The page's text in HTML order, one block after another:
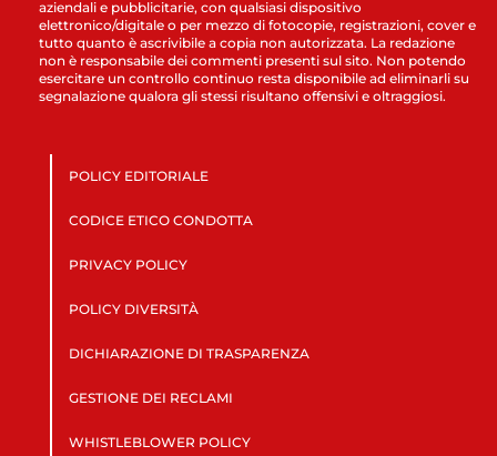
aziendali e pubblicitarie, con qualsiasi dispositivo
elettronico/digitale o per mezzo di fotocopie, registrazioni, cover e
tutto quanto è ascrivibile a copia non autorizzata. La redazione
non è responsabile dei commenti presenti sul sito. Non potendo
esercitare un controllo continuo resta disponibile ad eliminarli su
segnalazione qualora gli stessi risultano offensivi e oltraggiosi.
POLICY EDITORIALE
CODICE ETICO CONDOTTA
PRIVACY POLICY
POLICY DIVERSITÀ
DICHIARAZIONE DI TRASPARENZA
GESTIONE DEI RECLAMI
WHISTLEBLOWER POLICY